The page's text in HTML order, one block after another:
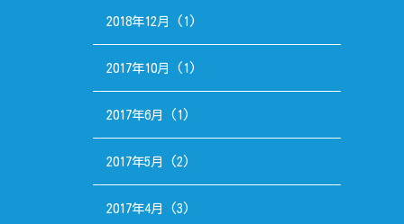
2018年12月 (1)
2017年10月 (1)
2017年6月 (1)
2017年5月 (2)
2017年4月 (3)